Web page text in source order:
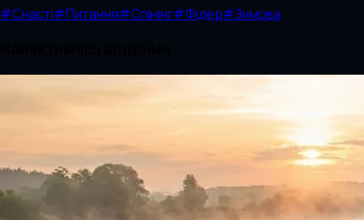
#Снасті#Питання#Спінінг#Фідер#Зимова